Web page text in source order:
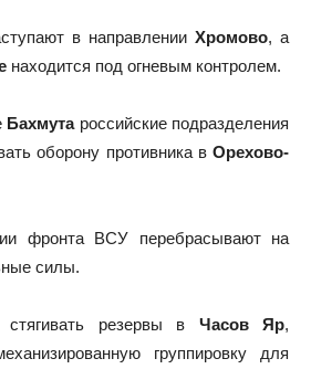
в направлении Хромово, а
находится под огневым контролем.
Бахмутароссийские подразделения
оборону противника в Орехово-
фронта ВСУ перебрасывают на
силы.
резервы в Часов Яр,
группировку для